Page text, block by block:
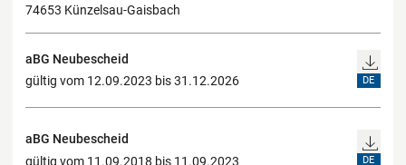
74653 Künzelsau-Gaisbach
aBG Neubescheid
gültig vom 12.09.2023 bis 31.12.2026
DE
aBG Neubescheid
gültig vom 11.09.2018 bis 11.09.2023
DE